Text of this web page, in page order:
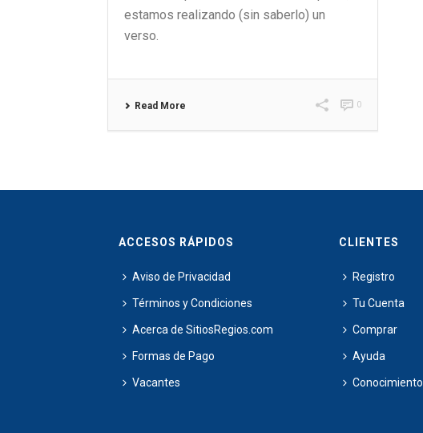
estamos realizando (sin saberlo) un
verso.
Read More 0
ACCESOS RÁPIDOS
Aviso de Privacidad
Términos y Condiciones
Acerca de SitiosRegios.com
Formas de Pago
Vacantes
CLIENTES
Registro
Tu Cuenta
Comprar
Ayuda
Conocimiento